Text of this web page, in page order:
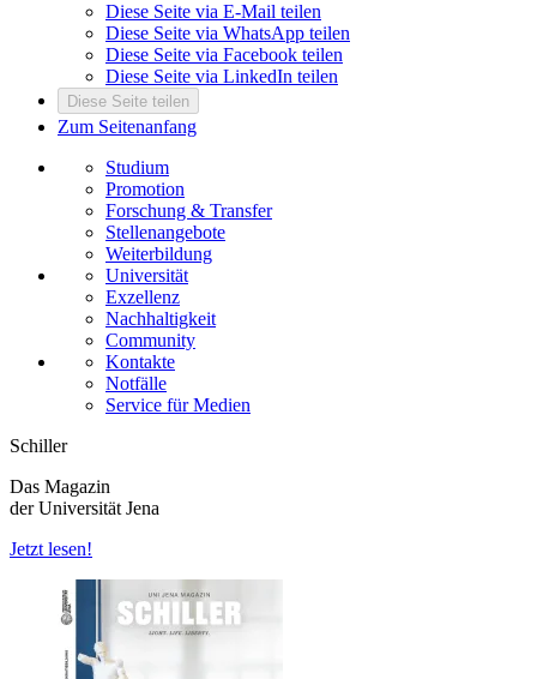
Diese Seite via E-Mail teilen
Diese Seite via WhatsApp teilen
Diese Seite via Facebook teilen
Diese Seite via LinkedIn teilen
Diese Seite teilen
Zum Seitenanfang
Studium
Promotion
Forschung & Transfer
Stellenangebote
Weiterbildung
Universität
Exzellenz
Nachhaltigkeit
Community
Kontakte
Notfälle
Service für Medien
Schiller
Das Magazin
der Universität Jena
Jetzt lesen!